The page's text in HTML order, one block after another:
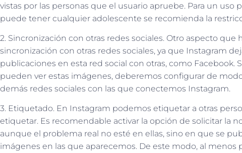
vistas por las personas que el usuario apruebe. Para un uso
puede tener cualquier adolescente se recomienda la
2. Sincronización con otras redes sociales. Otro aspecto que
sincronización con otras redes sociales, ya que Instagram
publicaciones en esta red social con otras, como Facebook.
pueden ver estas imágenes, deberemos configurar de
demás redes sociales con las que conectemos Instagram.
3. Etiquetado. En Instagram podemos etiquetar a otras
etiquetar. Es recomendable activar la opción de solicitar la
aunque el problema real no esté en ellas, sino en que se
imágenes en las que aparecemos. De este modo, al menos